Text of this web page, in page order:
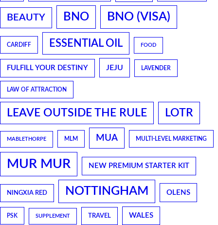
BEAUTY BNO BNO (VISA)
CARDIFF ESSENTIAL OIL FOOD
FULFILL YOUR DESTINY JEJU LAVENDER
LAW OF ATTRACTION
LEAVE OUTSIDE THE RULE LOTR
MABLETHORPE MLM MUA MULTI-LEVEL MARKETING
MUR MUR NEW PREMIUM STARTER KIT
NINGXIA RED NOTTINGHAM OLENS
PSK SUPPLEMENT TRAVEL WALES